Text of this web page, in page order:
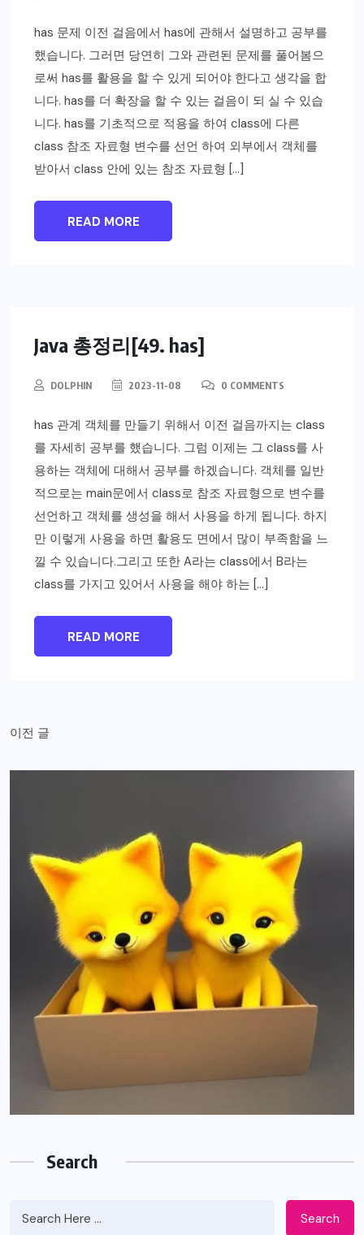
has 문제 이전 걸음에서 has에 관해서 설명하고 공부를
했습니다. 그러면 당연히 그와 관련된 문제를 풀어봄으
로써 has를 활용을 할 수 있게 되어야 한다고 생각을 합
니다. has를 더 확장을 할 수 있는 걸음이 되 실 수 있습
니다. has를 기초적으로 적용을 하여 class에 다른
class 참조 자료형 변수를 선언 하여 외부에서 객체를
받아서 class 안에 있는 참조 자료형 […]
READ MORE
Java 총정리[49. has]
DOLPHIN 2023-11-08 0 COMMENTS
has 관계 객체를 만들기 위해서 이전 걸음까지는 class
를 자세히 공부를 했습니다. 그럼 이제는 그 class를 사
용하는 객체에 대해서 공부를 하겠습니다. 객체를 일반
적으로는 main문에서 class로 참조 자료형으로 변수를
선언하고 객체를 생성을 해서 사용을 하게 됩니다. 하지
만 이렇게 사용을 하면 활용도 면에서 많이 부족함을 느
낄 수 있습니다.그리고 또한 A라는 class에서 B라는
class를 가지고 있어서 사용을 해야 하는 […]
READ MORE
글
이전 글
Search
Search